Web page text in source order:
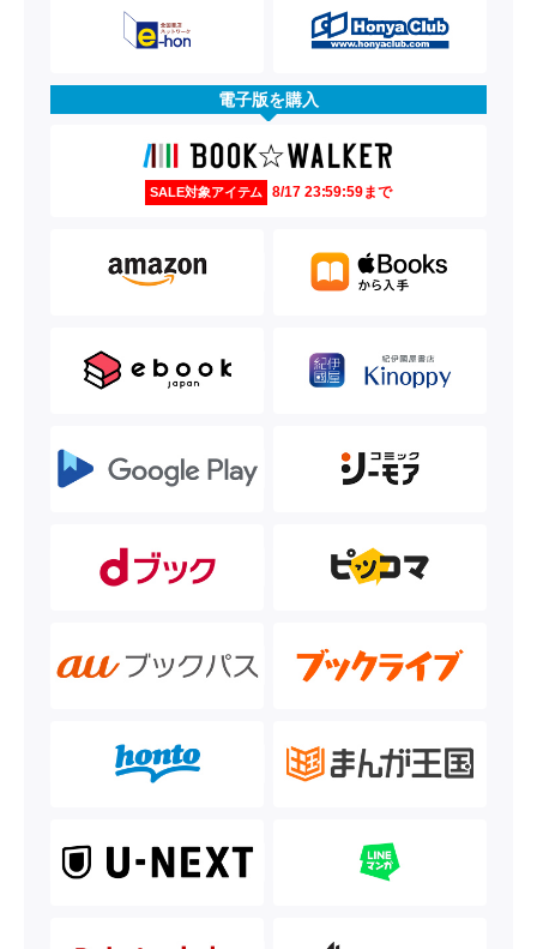
電子版を購入
SALE対象アイテム 8/17 23:59:59まで